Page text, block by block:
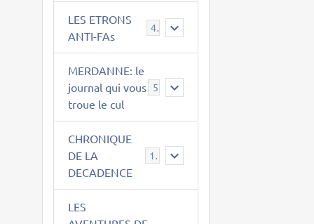
LES ETRONS
ANTI-FAs
4
MERDANNE: le
journal qui vous
troue le cul
CHRONIQUE
DE LA
DECADENCE
12
LES